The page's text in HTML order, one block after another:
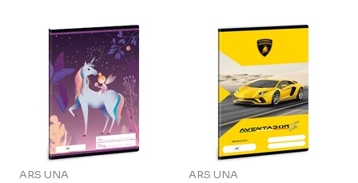
ARS UNA ARS UNA